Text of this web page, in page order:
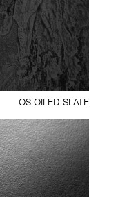
OS OILED SLATE